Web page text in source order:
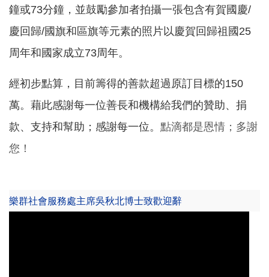
鐘或73分鐘， 並鼓勵參加者拍攝一張包含有賀國慶/
慶回歸/國旗和區旗等元素的照片以慶賀回歸祖國25
周年和國家成立73周年。
經初步點算，目前籌得的善款超過原訂目標的150
萬。藉此感謝每一位善長和機構給我們的贊助、捐
款、支持和幫助；感謝每一位。 點滴都是恩情；多謝
您！
樂群社會服務處主席吳秋北博士致歡迎辭